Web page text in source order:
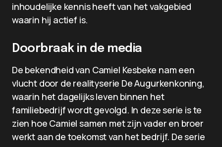
inhoudelijke kennis heeft van het vakgebied
waarin hij actief is.
Doorbraak in de media
De bekendheid van Camiel Kesbeke nam een
vlucht door de realityserie De Augurkenkoning,
waarin het dagelijks leven binnen het
familiebedrijf wordt gevolgd. In deze serie is te
zien hoe Camiel samen met zijn vader en broer
werkt aan de toekomst van het bedrijf. De serie